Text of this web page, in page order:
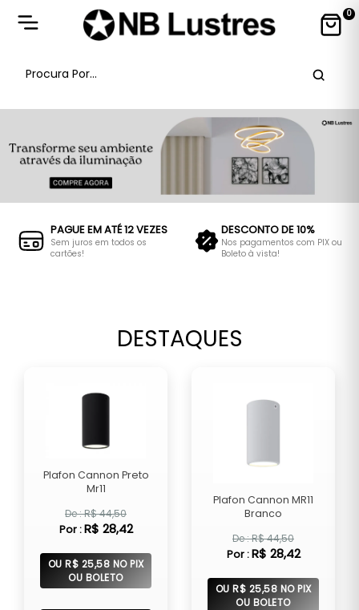
0
PAGUE EM ATÉ 12 VEZES
Sem juros em todos os
cartões!
DESCONTO DE 10%
Nos pagamentos com PIX ou
Boleto à vista!
DESTAQUES
Plafon Cannon Preto
Mr11
De : R$ 44,50
Por :R$ 28,42
OU R$ 25,58 NO PIX
OU BOLETO
Plafon Cannon MR11
Branco
De : R$ 44,50
Por :R$ 28,42
OU R$ 25,58 NO PIX
OU BOLETO